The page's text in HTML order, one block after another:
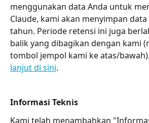
menggunakan data Anda untuk
Claude, kami akan menyimpan
tahun. Periode retensi ini juga
balik yang dibagikan dengan kami
tombol jempol kami ke atas/bawah).
lanjut di sini.
Informasi Teknis
Kami telah menambahkan